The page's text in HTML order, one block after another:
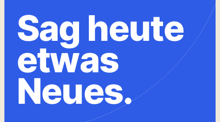
Sag heute
etwas
Neues.